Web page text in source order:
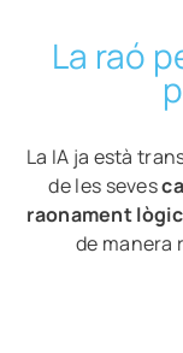
La raó
La IA ja està
de les seves
raonament
de manera